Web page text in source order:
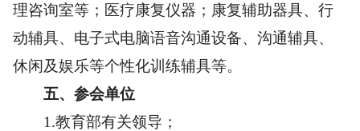
理咨询室等；医疗康复仪器；康复辅助器具、行
动辅具、电子式电脑语音沟通设备、沟通辅具、
休闲及娱乐等个性化训练辅具等。
五、 参会单位
1.教育部有关领导；